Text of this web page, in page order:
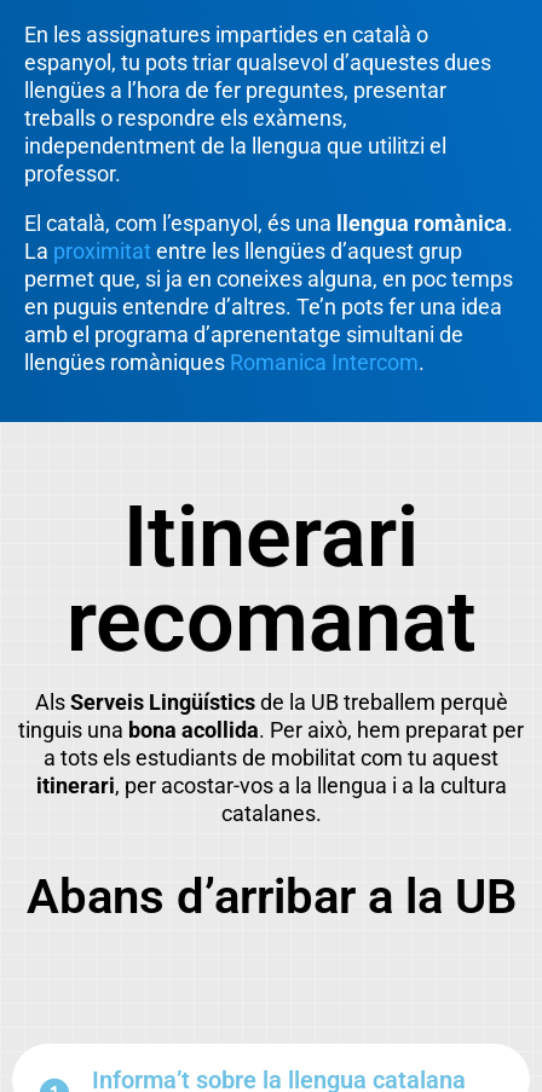
En les assignatures impartides en català o
espanyol, tu pots triar qualsevol d’aquestes dues
llengües a l’hora de fer preguntes, presentar
treballs o respondre els exàmens,
independentment de la llengua que utilitzi el
professor.
El català, com l’espanyol, és una
llengua romànica.
La proximitat entre les llengües d’aquest grup
permet que, si ja en coneixes alguna, en poc temps
en puguis entendre d’altres. Te’n pots fer una idea
amb el programa d’aprenentatge simultani de
llengües romàniques Romanica Intercom.
Itinerari
recomanat
AlsServeis Lingüísticsde la UB treballem perquè
tinguis una bona acollida. Per això, hem preparat per
a tots els estudiants de mobilitat com tu aquest
itinerari, per acostar-vos a la llengua i a la cultura
catalanes.
Abans d’arribar a la UB
Informa’t sobre la llengua catalana